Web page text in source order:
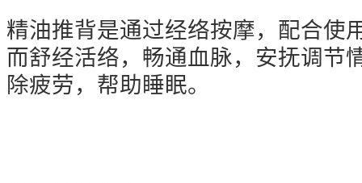
精油推背是通过经络按摩，配合使
而舒经活络，畅通血脉，安抚调节
除疲劳，帮助睡眠。